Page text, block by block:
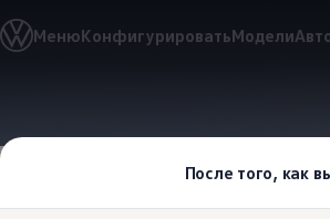
После того, как
основному
нижнему
МенюКонфигурироватьМодели
Выбери свой Volkswagen
Модельный ряд
Автомобильный онлайн-
Лизинг Volkswagen